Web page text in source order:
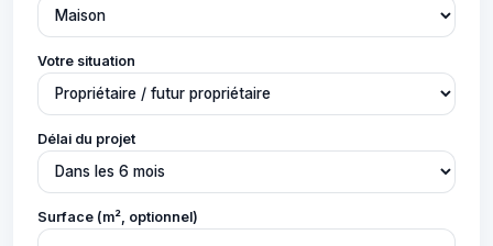
Votre situation
Délai du projet
Surface (m², optionnel)